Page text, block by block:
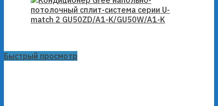
Быстрый просмотр